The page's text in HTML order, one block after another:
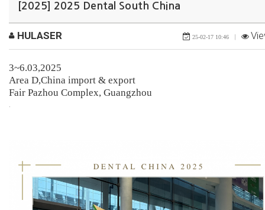
[2025] 2025 Dental South China
HULASER 25-02-17 10:46 |
3~6.03,2025
Area D,China import & export
Fair Pazhou Complex, Guangzhou
.